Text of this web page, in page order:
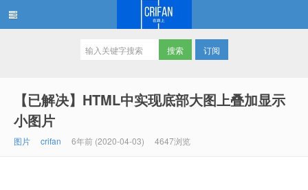
订阅
【已解决】HTML中实现底部大图上叠加显示
小图片
图片 crifan 6年前 (2020-04-03) 4647浏览